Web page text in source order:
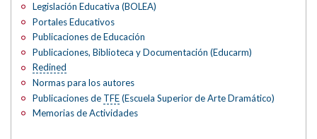
Legislación Educativa (BOLEA)
Portales Educativos
Publicaciones de Educación
Publicaciones, Biblioteca y Documentación (Educarm)
Redined
Normas para los autores
Publicaciones de TFE(Escuela Superior de Arte Dramático)
Memorias de Actividades